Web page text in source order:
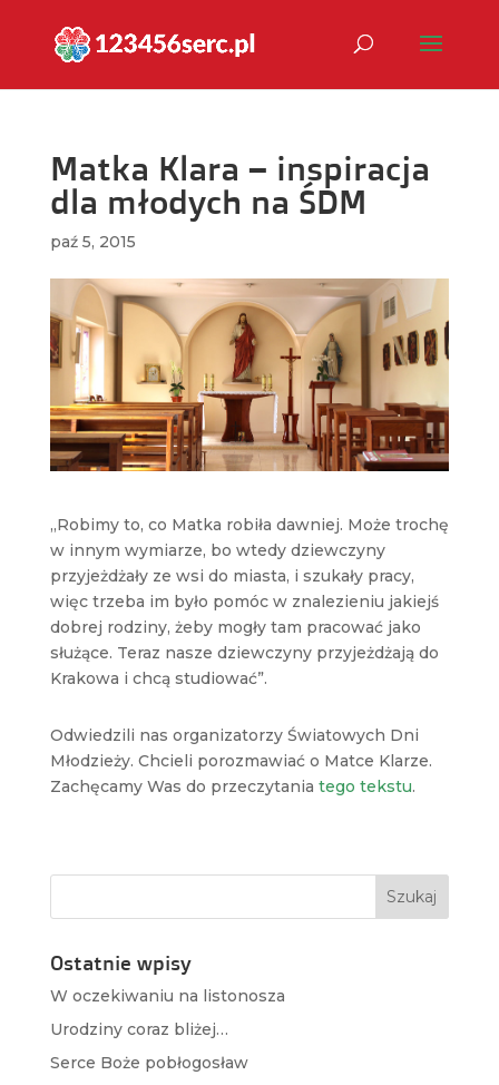
Matka Klara – inspiracja
dla młodych na ŚDM
paź 5, 2015
„Robimy to, co Matka robiła dawniej. Może trochę
w innym wymiarze, bo wtedy dziewczyny
przyjeżdżały ze wsi do miasta, i szukały pracy,
więc trzeba im było pomóc w znalezieniu jakiejś
dobrej rodziny, żeby mogły tam pracować jako
służące. Teraz nasze dziewczyny przyjeżdżają do
Krakowa i chcą studiować”.
Odwiedzili nas organizatorzy Światowych Dni
Młodzieży. Chcieli porozmawiać o Matce Klarze.
Zachęcamy Was do przeczytania tego tekstu.
Ostatnie wpisy
W oczekiwaniu na listonosza
Urodziny coraz bliżej…
Serce Boże pobłogosław